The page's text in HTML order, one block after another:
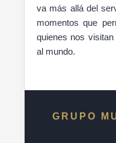
va más allá del
momentos que
quienes nos
al mundo.
GRUPO